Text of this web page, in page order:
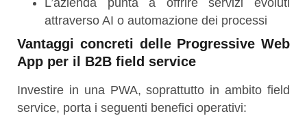
attraverso AI o automazione dei processi
Vantaggi concreti delle Progressive Web
App per il B2B field service
Investire in una PWA, soprattutto in ambito field
service, porta i seguenti benefici operativi: